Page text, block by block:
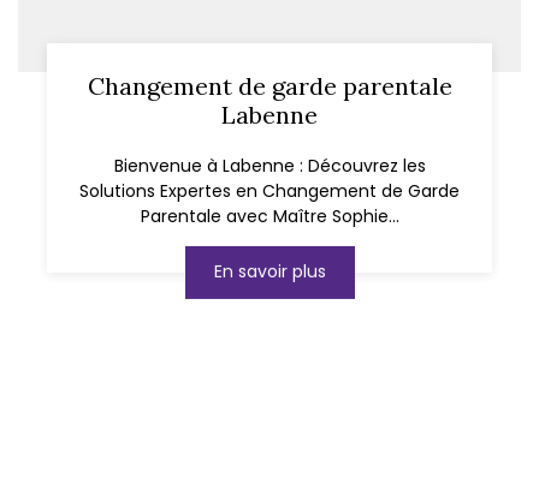
Changement de garde parentale
Labenne
Bienvenue à Labenne : Découvrez les
Solutions Expertes en Changement de Garde
Parentale avec Maître Sophie...
En savoir plus